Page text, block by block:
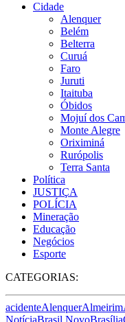
Cidade
Alenquer
Belém
Belterra
Curuá
Faro
Juruti
Itaituba
Óbidos
Mojuí dos
Monte Alegre
Oriximiná
Rurópolis
Terra Santa
Política
JUSTIÇA
POLÍCIA
Mineração
Educação
Negócios
Esporte
CATEGORIAS:
acidenteAlenquerAlmeirim